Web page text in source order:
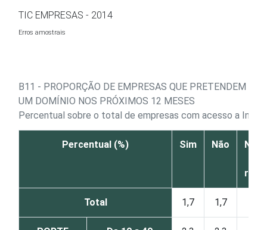
TIC EMPRESAS - 2014
Erros amostrais
B11 - PROPORÇÃO DE EMPRESAS QUE PRETENDEM
UM DOMÍNIO NOS PRÓXIMOS 12 MESES
Percentual sobre o total de empresas com acesso a
Percentual (%) Sim Não
Não
Total 1,7 1,7